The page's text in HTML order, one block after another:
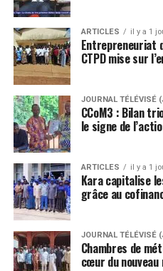
ARTICLES il y a 1
Entrepreneuriat
CTPD mise sur
JOURNAL TÉLÉVISÉ
CCoM3 : Bilan
le signe de
ARTICLES il y a 1
Kara capitalise
grâce au
JOURNAL TÉLÉVISÉ
Chambres de
cœur du nouveau